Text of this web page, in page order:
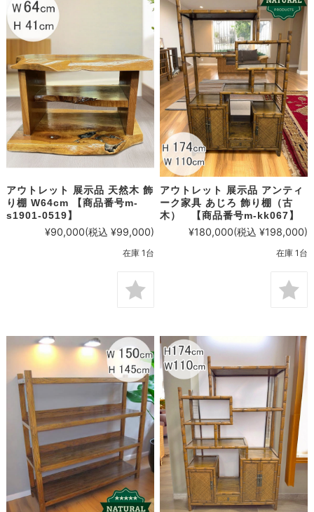
アウトレット 展示品 天然木 飾
り棚 W64cm 【商品番号m-
s1901-0519】
¥90,000(税込 ¥99,000)
在庫 1台
アウトレット 展示品 アンティ
ーク家具 あじろ 飾り棚（古
木） 【商品番号m-kk067】
¥180,000(税込 ¥198,000)
在庫 1台